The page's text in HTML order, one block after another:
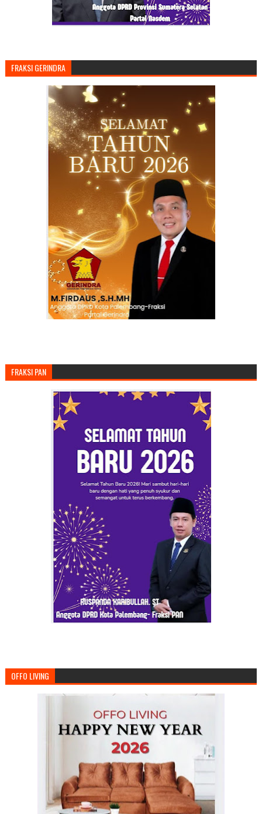
FRAKSI GERINDRA
FRAKSI PAN
OFFO LIVING